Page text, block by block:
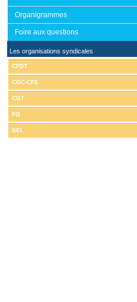
Organigrammes
Foire aux questions
Les organisations syndicales
CFDT
CGC-CFE
CGT
FO
SEL